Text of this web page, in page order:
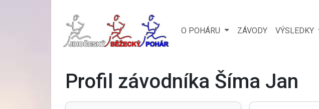
O POHÁRU ZÁVODY VÝSLEDKY
Profil závodníka Šíma Jan